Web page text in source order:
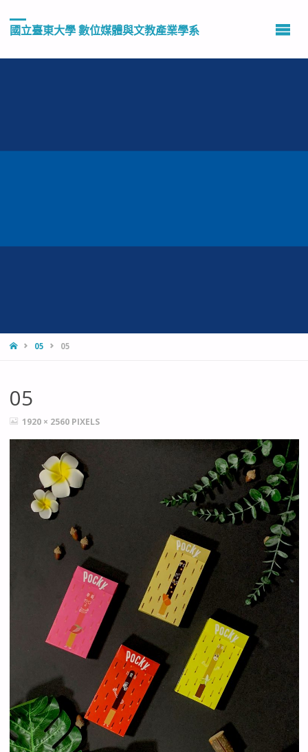
國立臺東大學 數位媒體與文教產業學系
HOME
05 05
05
FULL1920 × 2560 PIXELS